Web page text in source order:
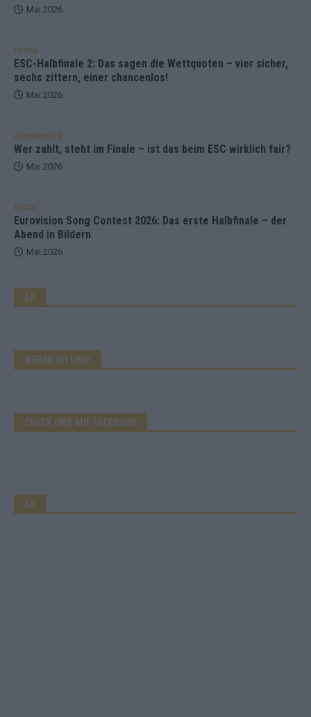
Mai 2026
EXTRA
ESC-Halbfinale 2: Das sagen die Wettquoten – vier sicher,
sechs zittern, einer chancenlos!
Mai 2026
KOMMENTAR
Wer zahlt, steht im Finale – ist das beim ESC wirklich fair?
Mai 2026
EXTRA
Eurovision Song Contest 2026: Das erste Halbfinale – der
Abend in Bildern
Mai 2026
AD
WERBE BEI UNS!
CHECK UNS AUF FACEBOOK
AD